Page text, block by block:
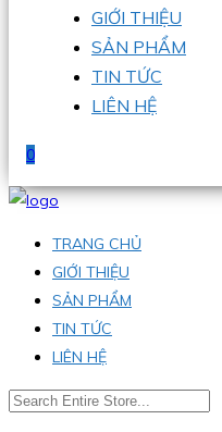
GIỚI THIỆU
SẢN PHẨM
TIN TỨC
LIÊN HỆ
0
TRANG CHỦ
GIỚI THIỆU
SẢN PHẨM
TIN TỨC
LIÊN HỆ